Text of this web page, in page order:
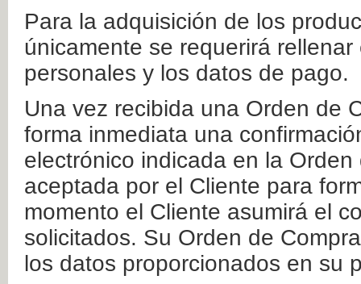
Para la adquisición de los
únicamente se requerirá
personales y los datos de pago.
Una vez recibida una Orden de
forma inmediata una
electrónico indicada en la
aceptada por el Cliente para
momento el Cliente asumirá el
solicitados. Su Orden de
los datos proporcionados en su